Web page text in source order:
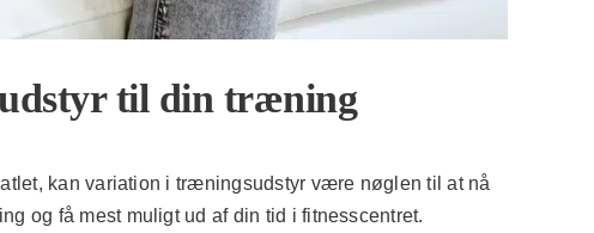
til din træning
kan variation i træningsudstyr være nøglen til at nå
og få mest muligt ud af din tid i fitnesscentret.